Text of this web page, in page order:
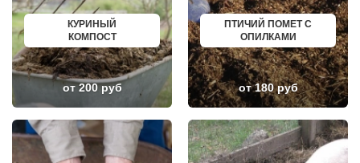
КЛИН
КЛЯЗЬМА
КНУТОВО
КОЖИНО
КОКОШКИНО
КОЛЮБАКИНО
КОММУНАРКА
КОРЕНЕВО
КОРОЛЕВ
КОСИНО
КОТЕЛЬНИКИ
ЕЛАБУГА
ЕЛЕЦ
ПАВЛОВО
КИСЛОВОДСК
КРОПОТКИН
УСОЛЬЕ
НИЖНЕВАРТОВСК
КОРЕНОВСК
ПИОНЕРСКИЙ
КИРИШИ
САРОВ
ЧАПАЕВСК
КУРИНЫЙ
КОМПОСТ
от 200 руб
ПТИЧИЙ ПОМЕТ С
ОПИЛКАМИ
от 180 руб